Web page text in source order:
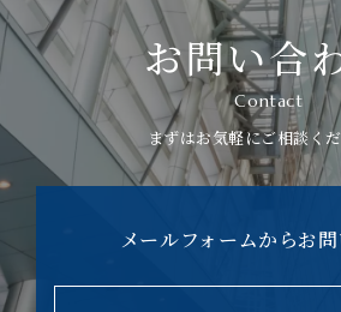
お問い合
Contact
まずはお気軽にご相談くだ
メールフォームからお